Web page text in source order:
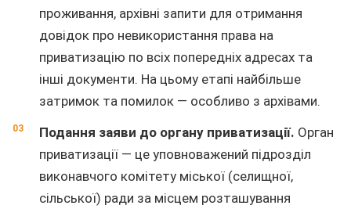
проживання, архівні запити для отримання
довідок про невикористання права на
приватизацію по всіх попередніх адресах та
інші документи. На цьому етапі найбільше
затримок та помилок — особливо з архівами.
Подання заяви до органу приватизації. Орган
приватизації — це уповноважений підрозділ
виконавчого комітету міської (селищної,
сільської) ради за місцем розташування